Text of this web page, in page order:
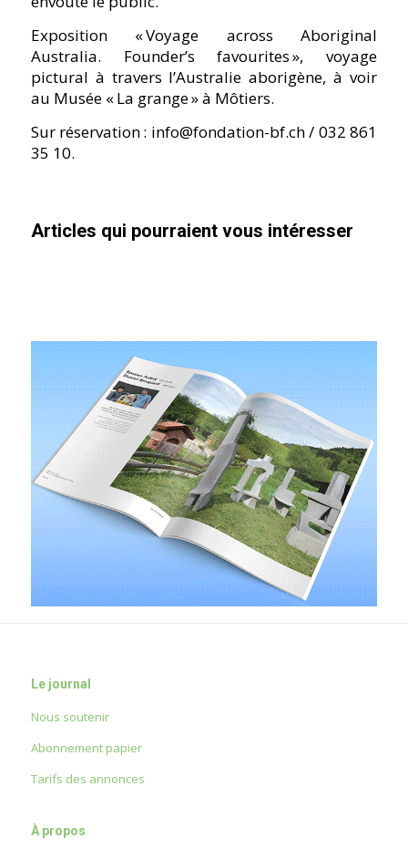
Exposition « Voyage across Aboriginal
Australia. Founderʼs favourites », voyage
pictural à travers lʼAustralie aborigène, à voir
au Musée « La grange » à Môtiers.
Sur réservation : info@fondation-bf.ch/ 032 861
35 10.
Articles qui pourraient vous intéresser
Le journal
Nous soutenir
Abonnement papier
Tarifs des annonces
À propos